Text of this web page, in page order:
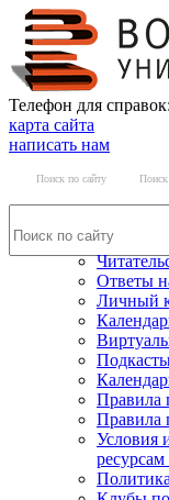
Телефон для
карта сайта
написать нам
Поиск по сайту Поиск
Ответы
Личный
Правила
Правила
Условия